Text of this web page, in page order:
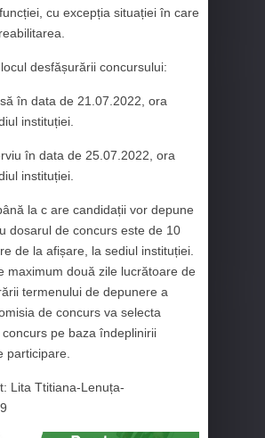
cu excepția situației în care
desfășurării concursului:
în data de 21.07.2022, ora
instituției.
în data de 25.07.2022, ora
instituției.
la c are candidații vor depune
dosarul de concurs este de 10
de la afișare, la sediul instituției.
maximum două zile lucrătoare de
termenului de depunere a
de concurs va selecta
pe baza îndeplinirii
participare.
Lita Ttitiana-Lenuța-